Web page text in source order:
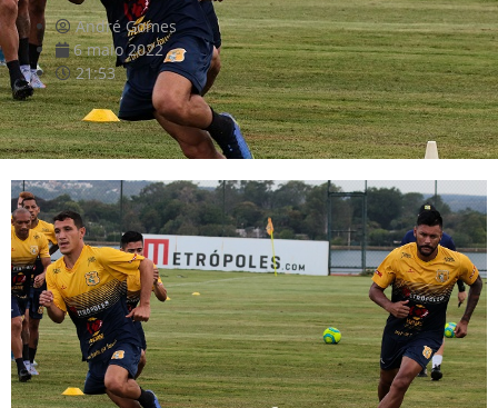
André Gomes
6 maio 2022
21:53